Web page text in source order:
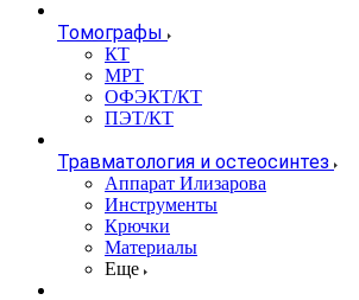
Томографы
КТ
МРТ
ОФЭКТ/КТ
ПЭТ/КТ
Травматология и остеосинтез
Аппарат Илизарова
Инструменты
Крючки
Материалы
Еще